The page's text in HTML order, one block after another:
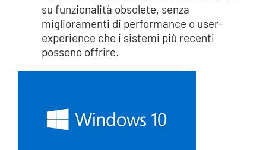
su funzionalità obsolete, senza
miglioramenti di performance o user-
experience che i sistemi più recenti
possono offrire.